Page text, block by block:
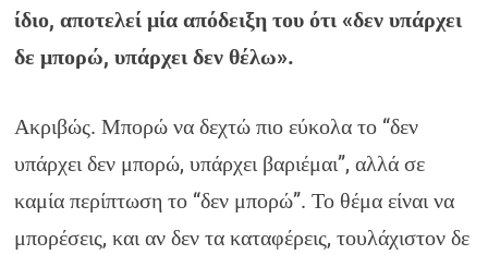
ίδιο, αποτελεί μία απόδειξη του ότι «δεν υπάρχει
δε μπορώ, υπάρχει δεν θέλω».
Ακριβώς. Μπορώ να δεχτώ πιο εύκολα το “δεν
υπάρχει δεν μπορώ, υπάρχει βαριέμαι”, αλλά σε
καμία περίπτωση το “δεν μπορώ”. Το θέμα είναι να
μπορέσεις, και αν δεν τα καταφέρεις, τουλάχιστον δε